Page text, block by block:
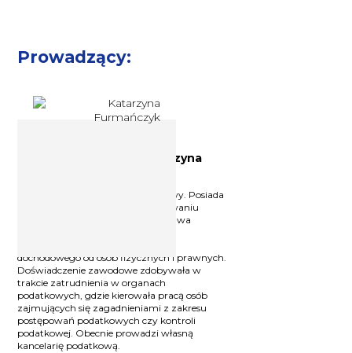
Prowadzący:
Doradca podatkowy Katarzyna
Licencjonowany doradca podatkowy. Posiada
wieloletnie doświadczenie w stosowaniu
polskiego i międzynarodowego prawa
dochodowego od osób fizycznych i prawnych.
Doświadczenie zawodowe zdobywała w
trakcie zatrudnienia w organach
podatkowych, gdzie kierowała pracą osób
zajmujących się zagadnieniami z zakresu
postępowań podatkowych czy kontroli
podatkowej. Obecnie prowadzi własną
kancelarię podatkową.